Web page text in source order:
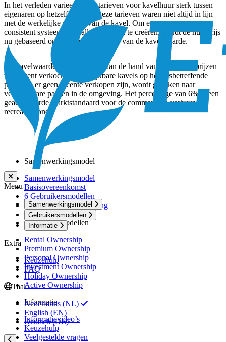
Menu
Samenwerkingsmodel
Gebruikersmodellen
Informatie
Extra
Keuzehulp
FAQ
Taal
Nederlands (NL)
English (EN)
Deutsch (DE)
In het verleden varieerden de tarieven voor kavelhuur sterk tussen
eigenaren op hetzelfde park. Deze tarieven waren niet altijd in lijn
met de werkelijke waarde van de kavel. Om een transparant en
consistent systeem voor alle eigenaren te creëren, wordt de huurprijs
nu gebaseerd op een vast percentage van de kavelwaarde.
De kavelwaarde wordt bepaald aan de hand van de verkoopprijzen
van recent verkochte, vergelijkbare kavels op het desbetreffende
park. Als er geen recente verkopen zijn, wordt gekeken naar
vergelijkbare parken in de omgeving. Het percentage van 6% is een
geaccepteerde marktstandaard voor de commerciële verhuur van
recreatiegrond.
Samenwerkingsmodel
Samenwerkingsmodel
Basisovereenkomst
6 Gebruikersmodellen
Service en dienstverlening
Gebruikersmodellen
Rental Ownership
Premium Ownership
Personal Ownership
Investment Ownership
Holiday Ownership
Active Ownership
Informatie
Informatievideo’s
Keuzehulp
Veelgestelde vragen